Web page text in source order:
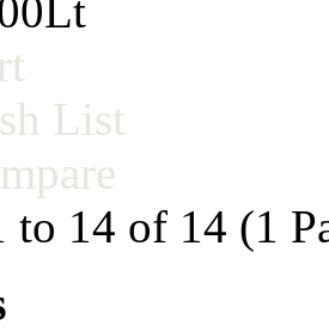
List
to 14 of 14 (1